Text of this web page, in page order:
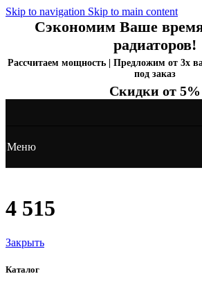
Skip to navigation Skip to main content
Сэкономим Ваше
радиаторов!
Рассчитаем мощность | Предложим от 3х
под заказ
Скидки от 5%
Меню
4 515
Закрыть
Каталог